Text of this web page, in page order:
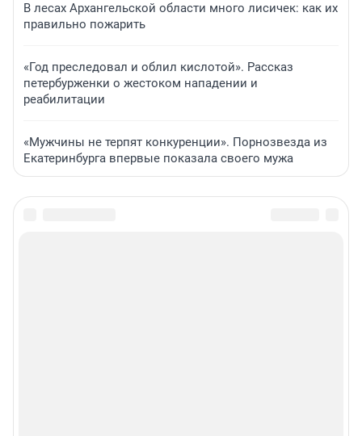
В лесах Архангельской области много лисичек: как их
правильно пожарить
«Год преследовал и облил кислотой». Рассказ
петербурженки о жестоком нападении и
реабилитации
«Мужчины не терпят конкуренции». Порнозвезда из
Екатеринбурга впервые показала своего мужа